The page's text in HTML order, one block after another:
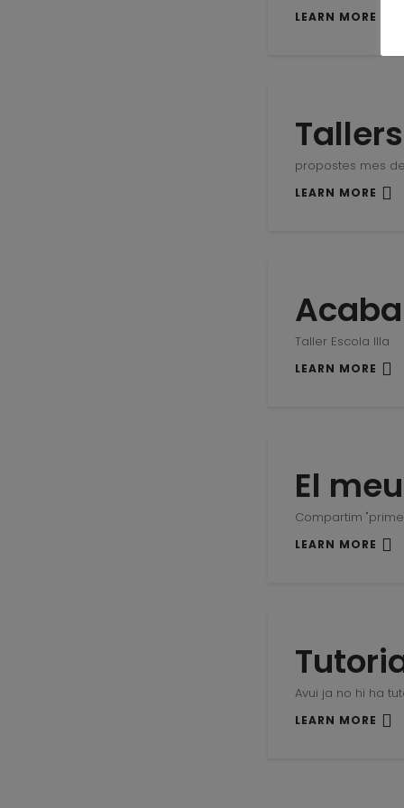
LEARN MORE
propostes mes
LEARN MORE
Taller Escola Illa
LEARN MORE
El
Compartim
LEARN MORE
Avui ja no hi ha
LEARN MORE